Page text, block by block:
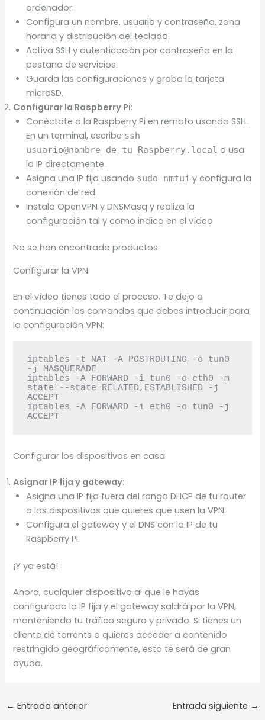
ordenador.
Configura un nombre, usuario y contraseña, zona
horaria y distribución del teclado.
Activa SSH y autenticación por contraseña en la
pestaña de servicios.
Guarda las configuraciones y graba la tarjeta
microSD.
Configurar la Raspberry Pi:
Conéctate a la Raspberry Pi en remoto usando SSH.
En un terminal, escribe ssh
usuario@nombre_de_tu_Raspberry.local o usa
la IP directamente.
Asigna una IP fija usando sudo nmtui y configura la
conexión de red.
Instala OpenVPN y DNSMasq y realiza la
configuración tal y como indico en el vídeo
No se han encontrado productos.
Configurar la VPN
En el vídeo tienes todo el proceso. Te dejo a
continuación los comandos que debes introducir para
la configuración VPN:
iptables -t NAT -A POSTROUTING -o tun0
-j MASQUERADE
iptables -A FORWARD -i tun0 -o eth0 -m
state --state RELATED,ESTABLISHED -j
ACCEPT
iptables -A FORWARD -i eth0 -o tun0 -j
ACCEPT
Configurar los dispositivos en casa
Asignar IP fija y gateway:
Asigna una IP fija fuera del rango DHCP de tu router
a los dispositivos que quieres que usen la VPN.
Configura el gateway y el DNS con la IP de tu
Raspberry Pi.
¡Y ya está!
Ahora, cualquier dispositivo al que le hayas
configurado la IP fija y el gateway saldrá por la VPN,
manteniendo tu tráfico seguro y privado. Si tienes un
cliente de torrents o quieres acceder a contenido
restringido geográficamente, esto te será de gran
ayuda.
← Entrada anterior Entrada siguiente →